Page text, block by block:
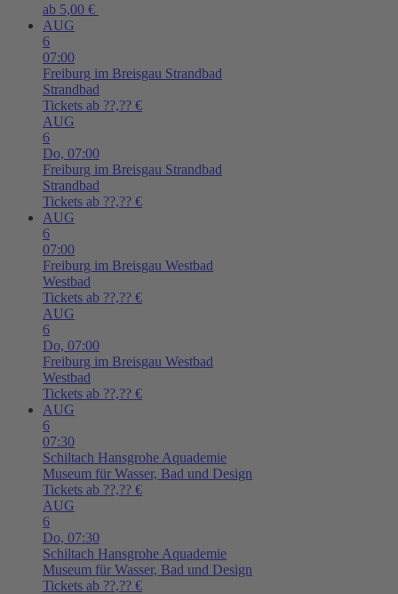
ab 5,00 €
AUG
6
07:00
Freiburg im Breisgau Strandbad
Strandbad
Tickets ab ??,?? €
AUG
6
Do, 07:00
Freiburg im Breisgau Strandbad
Strandbad
Tickets ab ??,?? €
AUG
6
07:00
Freiburg im Breisgau Westbad
Westbad
Tickets ab ??,?? €
AUG
6
Do, 07:00
Freiburg im Breisgau Westbad
Westbad
Tickets ab ??,?? €
AUG
6
07:30
Schiltach Hansgrohe Aquademie
Museum für Wasser, Bad und Design
Tickets ab ??,?? €
AUG
6
Do, 07:30
Schiltach Hansgrohe Aquademie
Museum für Wasser, Bad und Design
Tickets ab ??,?? €